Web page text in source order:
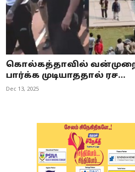
கொல்கத்தாவில்
பார்க்க முடியாததால் ரச...
Dec 13, 2025